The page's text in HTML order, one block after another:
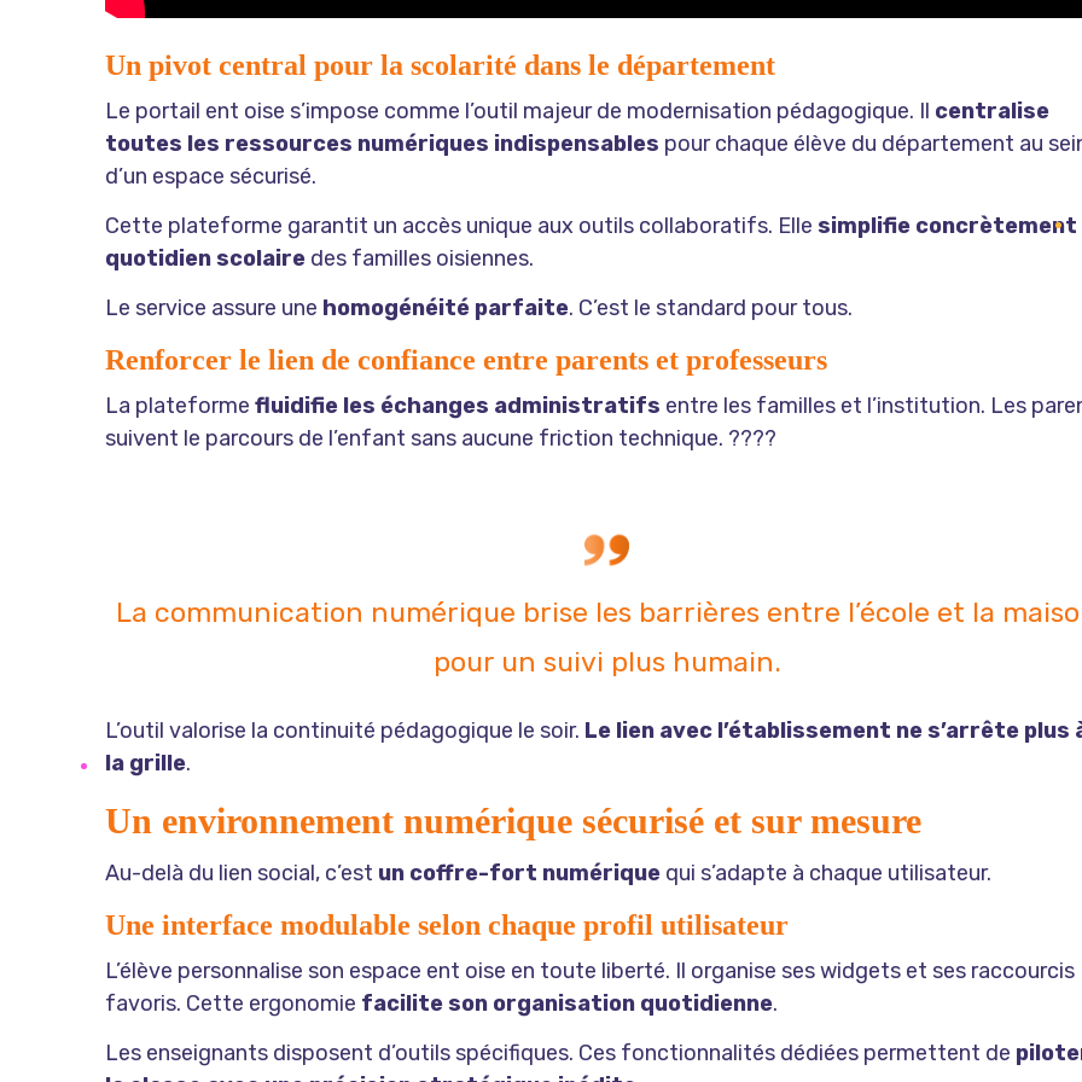
Un pivot central pour la scolarité dans le département
Le portail ent oise s’impose comme l’outil majeur de modernisation pédagogique. Il centralise
toutes les ressources numériques indispensables pour chaque élève du département au
d’un espace sécurisé.
Cette plateforme garantit un accès unique aux outils collaboratifs. Elle simplifie concrètement
quotidien scolaire des familles oisiennes.
Le service assure une homogénéité parfaite. C’est le standard pour tous.
Renforcer le lien de confiance entre parents et professeurs
La plateforme fluidifie les échanges administratifs entre les familles et l’institution. Les
suivent le parcours de l’enfant sans aucune friction technique. ????
La communication numérique brise les barrières entre l’école et la
pour un suivi plus humain.
L’outil valorise la continuité pédagogique le soir. Le lien avec l’établissement ne s’arrête plus
la grille.
Un environnement numérique sécurisé et sur mesure
Au-delà du lien social, c’est un coffre-fort numérique qui s’adapte à chaque utilisateur.
Une interface modulable selon chaque profil utilisateur
L’élève personnalise son espace ent oise en toute liberté. Il organise ses widgets et ses raccourcis
favoris. Cette ergonomie facilite son organisation quotidienne.
Les enseignants disposent d’outils spécifiques. Ces fonctionnalités dédiées permettent de